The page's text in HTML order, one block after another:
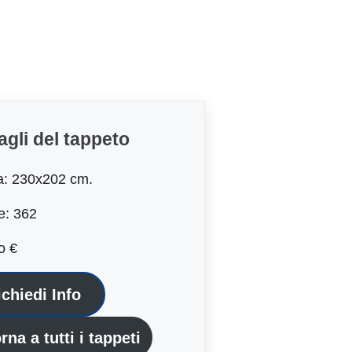
del tappeto
230x202 cm.
362
€
Info
a tutti i tappeti